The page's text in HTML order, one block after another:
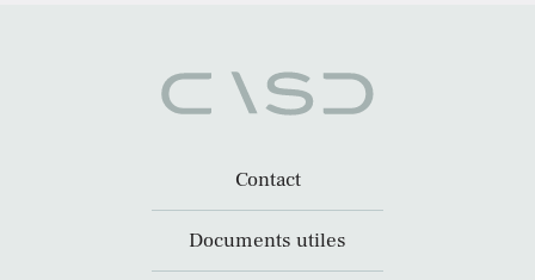
Contact
Documents utiles